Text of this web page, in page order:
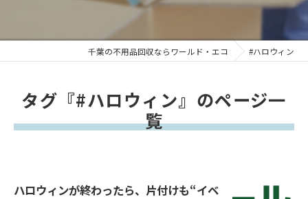
千葉の不用品回収ならワールド・エコ #ハロウィン
タグ『#ハロウィン』のページ一
覧
ハロウィンが終わったら、片付けも“イベ